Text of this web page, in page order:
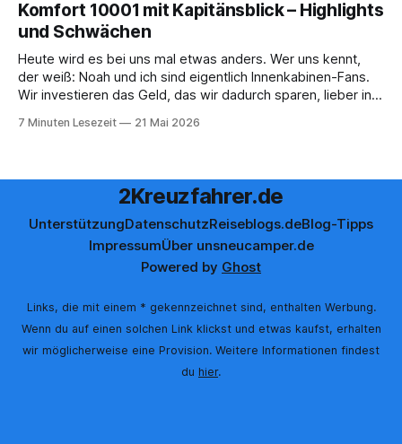
Bordguthaben per
Komfort 10001 mit Kapitänsblick – Highlights
und Schwächen
Heute wird es bei uns mal etwas anders. Wer uns kennt,
der weiß: Noah und ich sind eigentlich Innenkabinen-Fans.
Wir investieren das Geld, das wir dadurch sparen, lieber in
Cocktail an der Bar. Auch auf einer unserer letzten Reisen
7 Minuten Lesezeit 21 Mai 2026
2Kreuzfahrer.de
UnterstützungDatenschutzReiseblogs.deBlog-Tipps
ImpressumÜber unsneucamper.de
Powered by Ghost
Links, die mit einem * gekennzeichnet sind, enthalten Werbung.
Wenn du auf einen solchen Link klickst und etwas kaufst, erhalten
wir möglicherweise eine Provision. Weitere Informationen findest
du hier.